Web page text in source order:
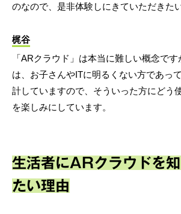
のなので、是非体験しにきていただきた
梶谷
「ARクラウド」は本当に難しい概念で
は、お子さんやITに明るくない方であっ
計していますので、そういった方にどう
を楽しみにしています。
生活者にARクラウドを
たい理由